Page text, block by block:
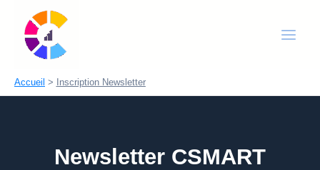
contenu
Accueil Inscription Newsletter
Newsletter CSMART